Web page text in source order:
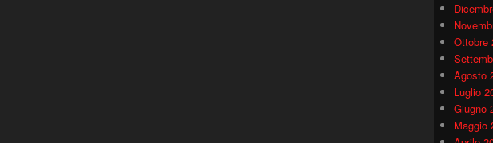
Ottobre
Agosto
Luglio
Giugno
Maggio